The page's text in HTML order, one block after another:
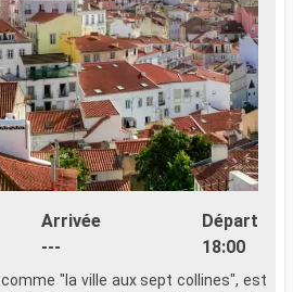
Arrivée
---
Départ
18:00
"la ville aux sept collines", est